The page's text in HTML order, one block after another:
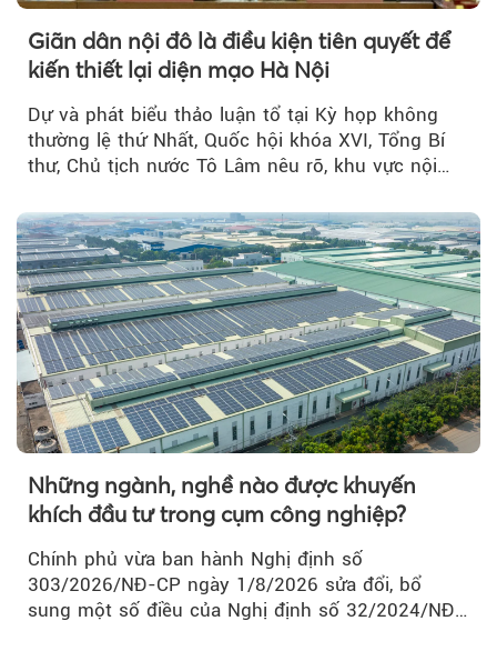
Giãn dân nội đô là điều kiện tiên quyết để
kiến thiết lại diện mạo Hà Nội
Dự và phát biểu thảo luận tổ tại Kỳ họp không
thường lệ thứ Nhất, Quốc hội khóa XVI, Tổng Bí
thư, Chủ tịch nước Tô Lâm nêu rõ, khu vực nội
Những ngành, nghề nào được khuyến
khích đầu tư trong cụm công nghiệp?
Chính phủ vừa ban hành Nghị định số
303/2026/NĐ-CP ngày 1/8/2026 sửa đổi, bổ
sung một số điều của Nghị định số 32/2024/NĐ-